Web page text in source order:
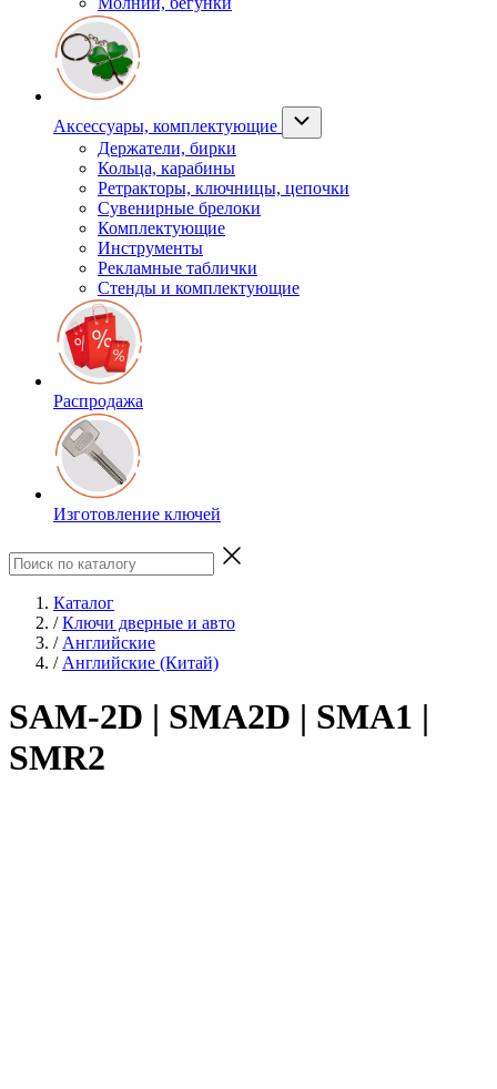
Аксессуары, комплектующие
Держатели, бирки
Кольца, карабины
Ретракторы, ключницы, цепочки
Сувенирные брелоки
Комплектующие
Инструменты
Рекламные таблички
Стенды и комплектующие
Распродажа
Изготовление ключей
Каталог
/ Ключи дверные и авто
/ Английские
/ Английские (Китай)
SAM-2D | SMA2D | SMA1 |
SMR2